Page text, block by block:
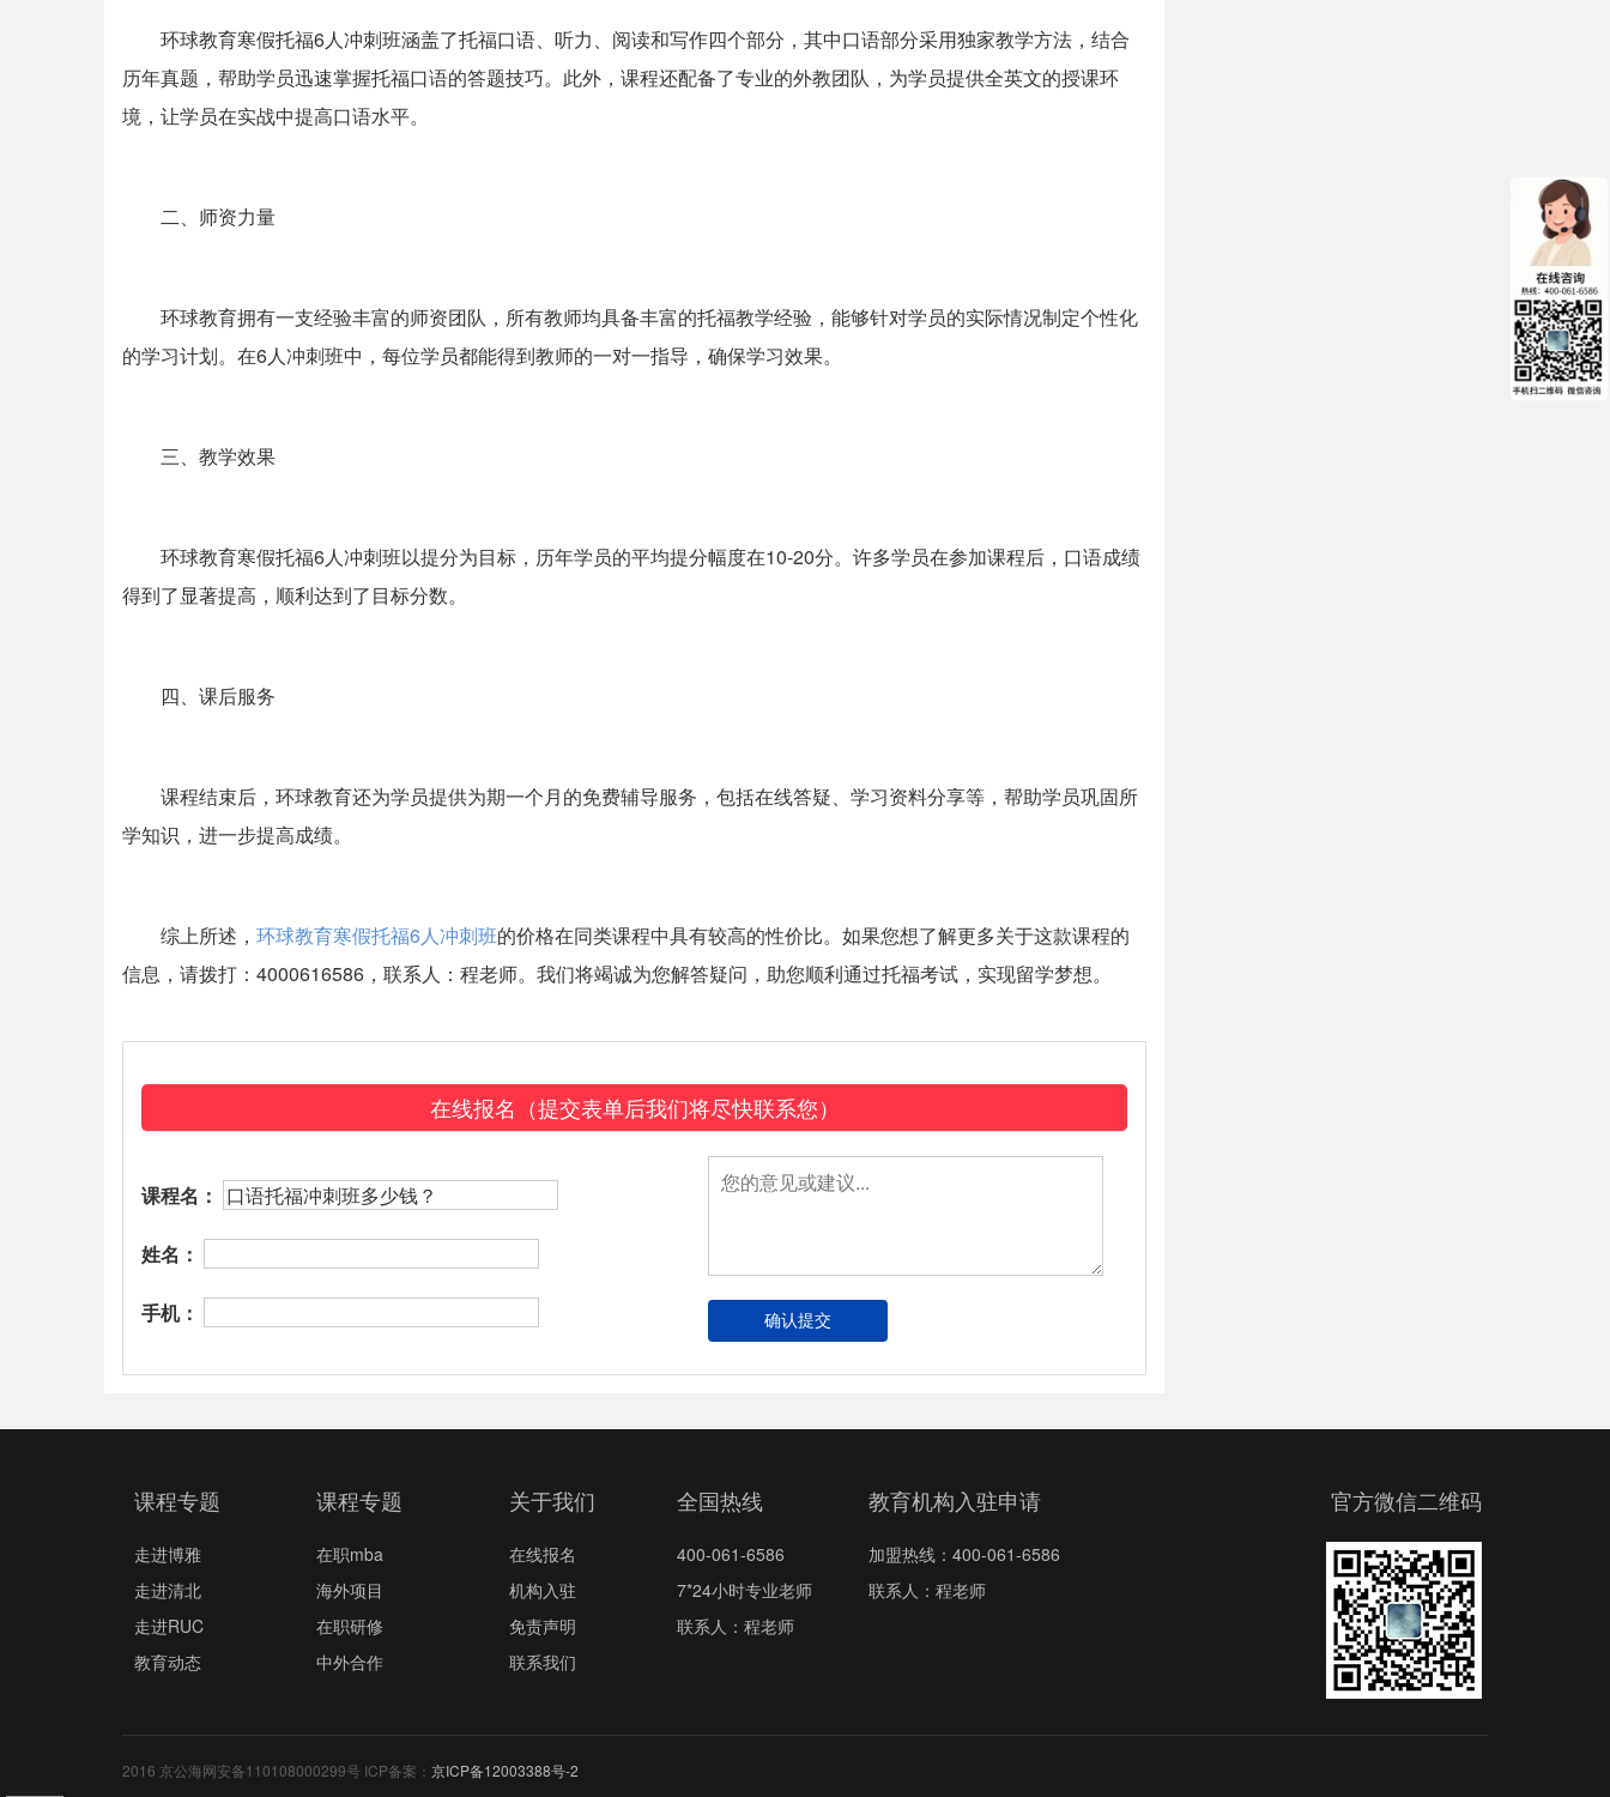
环球教育寒假托福6人冲刺班涵盖了托福口语、听力、阅读和写作四个部分，其中口语部分采用独家教学方法，结合
历年真题，帮助学员迅速掌握托福口语的答题技巧。此外，课程还配备了专业的外教团队，为学员提供全英文的授课环
境，让学员在实战中提高口语水平。
二、师资力量
环球教育拥有一支经验丰富的师资团队，所有教师均具备丰富的托福教学经验，能够针对学员的实际情况制定个性化
的学习计划。在6人冲刺班中，每位学员都能得到教师的一对一指导，确保学习效果。
三、教学效果
环球教育寒假托福6人冲刺班以提分为目标，历年学员的平均提分幅度在10-20分。许多学员在参加课程后，口语成绩
得到了显著提高，顺利达到了目标分数。
四、课后服务
课程结束后，环球教育还为学员提供为期一个月的免费辅导服务，包括在线答疑、学习资料分享等，帮助学员巩固所
学知识，进一步提高成绩。
综上所述， 环球教育寒假托福6人冲刺班的价格在同类课程中具有较高的性价比。如果您想了解更多关于这款课程的
信息，请拨打：4000616586，联系人：程老师。我们将竭诚为您解答疑问，助您顺利通过托福考试，实现留学梦想。
在线报名（提交表单后我们将尽快联系您）
课程名：
姓名：
手机：
课程专题
走进博雅
走进清北
走进RUC
教育动态
课程专题
在职mba
海外项目
在职研修
中外合作
关于我们
在线报名
机构入驻
免责声明
联系我们
全国热线
400-061-6586
7*24小时专业老师
联系人：程老师
教育机构入驻申请
加盟热线：400-061-6586
联系人：程老师
官方微信二维码
2016 京公海网安备110108000299号 ICP备案： 京ICP备12003388号-2